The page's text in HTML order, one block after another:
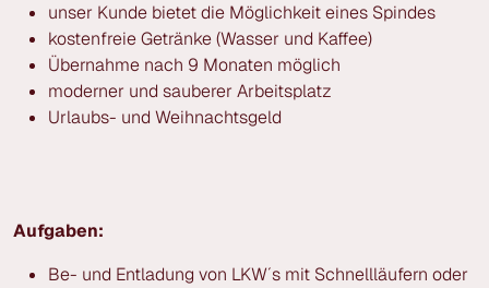
unser Kunde bietet die Möglichkeit eines Spindes
kostenfreie Getränke (Wasser und Kaffee)
Übernahme nach 9 Monaten möglich
moderner und sauberer Arbeitsplatz
Urlaubs- und Weihnachtsgeld
Aufgaben:
Be- und Entladung von LKW´s mit Schnellläufern oder